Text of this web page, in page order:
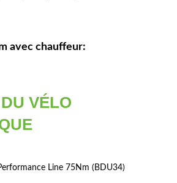
avec chauffeur:
VÉLO
Line 75Nm (BDU34)